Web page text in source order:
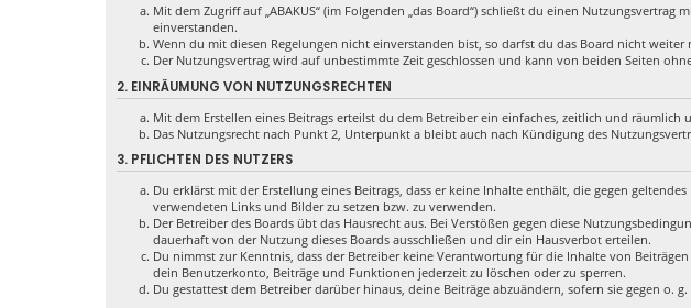
Mit dem Zugriff auf „ABAKUS“ (im Folgenden „das Board“) schließt du einen
einverstanden.
Wenn du mit diesen Regelungen nicht einverstanden bist, so darfst du das Board nicht
Der Nutzungsvertrag wird auf unbestimmte Zeit geschlossen und kann von beiden Seiten
2. EINRÄUMUNG VON NUTZUNGSRECHTEN
Mit dem Erstellen eines Beitrags erteilst du dem Betreiber ein einfaches, zeitlich und
Das Nutzungsrecht nach Punkt 2, Unterpunkt a bleibt auch nach Kündigung des
3. PFLICHTEN DES NUTZERS
Du erklärst mit der Erstellung eines Beitrags, dass er keine Inhalte enthält, die gegen
verwendeten Links und Bilder zu setzen bzw. zu verwenden.
Der Betreiber des Boards übt das Hausrecht aus. Bei Verstößen gegen diese
dauerhaft von der Nutzung dieses Boards ausschließen und dir ein Hausverbot erteilen.
Du nimmst zur Kenntnis, dass der Betreiber keine Verantwortung für die Inhalte von
dein Benutzerkonto, Beiträge und Funktionen jederzeit zu löschen oder zu sperren.
Du gestattest dem Betreiber darüber hinaus, deine Beiträge abzuändern, sofern sie gegen o.